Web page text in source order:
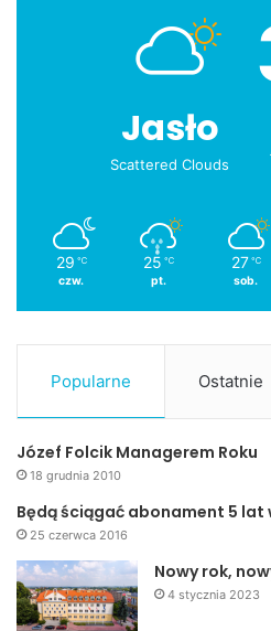
Jasło
Scattered Clouds
29 ℃
czw.
25 ℃
pt.
27 ℃
sob.
Popularne Ostatnie
Józef Folcik Managerem Roku
18 grudnia 2010
Będą ściągać abonament 5 lat
25 czerwca 2016
Nowy rok,
4 stycznia 2023